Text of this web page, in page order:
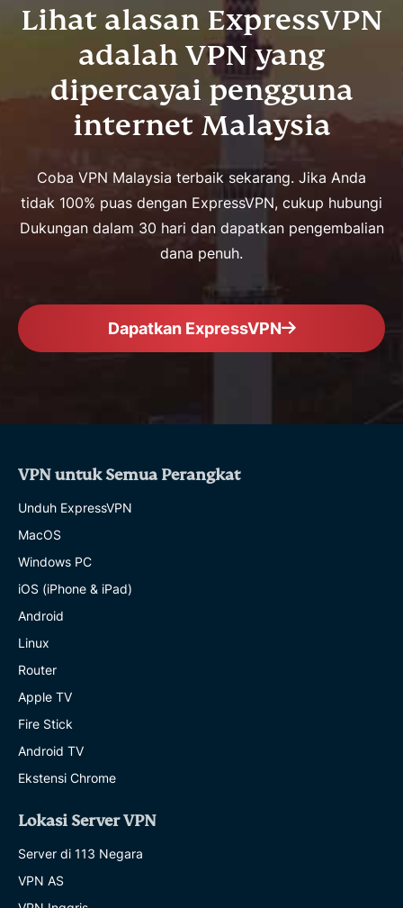
Lihat alasan ExpressVPN
adalah VPN yang
dipercayai pengguna
internet Malaysia
Coba VPN Malaysia terbaik sekarang. Jika Anda
tidak 100% puas dengan ExpressVPN, cukup hubungi
Dukungan dalam 30 hari dan dapatkan pengembalian
dana penuh.
Dapatkan ExpressVPN
VPN untuk Semua Perangkat
Unduh ExpressVPN
MacOS
Windows PC
iOS (iPhone & iPad)
Android
Linux
Router
Apple TV
Fire Stick
Android TV
Ekstensi Chrome
Lokasi Server VPN
Server di 113 Negara
VPN AS